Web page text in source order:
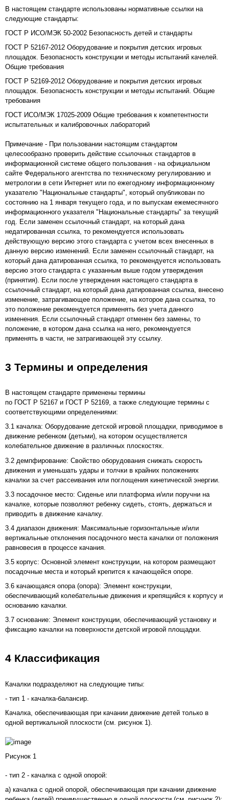
В настоящем стандарте использованы нормативные ссылки на
следующие стандарты:
ГОСТ Р ИСО/МЭК 50-2002 Безопасность детей и стандарты
ГОСТ Р 52167-2012 Оборудование и покрытия детских игровых
площадок. Безопасность конструкции и методы испытаний качелей.
Общие требования
ГОСТ Р 52169-2012 Оборудование и покрытия детских игровых
площадок. Безопасность конструкции и методы испытаний. Общие
требования
ГОСТ ИСО/МЭК 17025-2009 Общие требования к компетентности
испытательных и калибровочных лабораторий
Примечание - При пользовании настоящим стандартом
целесообразно проверить действие ссылочных стандартов в
информационной системе общего пользования - на официальном
сайте Федерального агентства по техническому регулированию и
метрологии в сети Интернет или по ежегодному информационному
указателю "Национальные стандарты", который опубликован по
состоянию на 1 января текущего года, и по выпускам ежемесячного
информационного указателя "Национальные стандарты" за текущий
год. Если заменен ссылочный стандарт, на который дана
недатированная ссылка, то рекомендуется использовать
действующую версию этого стандарта с учетом всех внесенных в
данную версию изменений. Если заменен ссылочный стандарт, на
который дана датированная ссылка, то рекомендуется использовать
версию этого стандарта с указанным выше годом утверждения
(принятия). Если после утверждения настоящего стандарта в
ссылочный стандарт, на который дана датированная ссылка, внесено
изменение, затрагивающее положение, на которое дана ссылка, то
это положение рекомендуется применять без учета данного
изменения. Если ссылочный стандарт отменен без замены, то
положение, в котором дана ссылка на него, рекомендуется
применять в части, не затрагивающей эту ссылку.
3 Термины и определения
В настоящем стандарте применены термины
по ГОСТ Р 52167 и ГОСТ Р 52169, а также следующие термины с
соответствующими определениями:
3.1 качалка: Оборудование детской игровой площадки, приводимое в
движение ребенком (детьми), на котором осуществляется
колебательное движение в различных плоскостях.
3.2 демпфирование: Свойство оборудования снижать скорость
движения и уменьшать удары и толчки в крайних положениях
качалки за счет рассеивания или поглощения кинетической энергии.
3.3 посадочное место: Сиденье или платформа и/или поручни на
качалке, которые позволяют ребенку сидеть, стоять, держаться и
приводить в движение качалку.
3.4 диапазон движения: Максимальные горизонтальные и/или
вертикальные отклонения посадочного места качалки от положения
равновесия в процессе качания.
3.5 корпус: Основной элемент конструкции, на котором размещают
посадочные места и который крепится к качающейся опоре.
3.6 качающаяся опора (опора): Элемент конструкции,
обеспечивающий колебательные движения и крепящийся к корпусу и
основанию качалки.
3.7 основание: Элемент конструкции, обеспечивающий установку и
фиксацию качалки на поверхности детской игровой площадки.
4 Классификация
Качалки подразделяют на следующие типы:
- тип 1 - качалка-балансир.
Качалка, обеспечивающая при качании движение детей только в
одной вертикальной плоскости (см. рисунок 1 ).
Рисунок 1
- тип 2 - качалка с одной опорой:
а) качалка с одной опорой, обеспечивающая при качании движение